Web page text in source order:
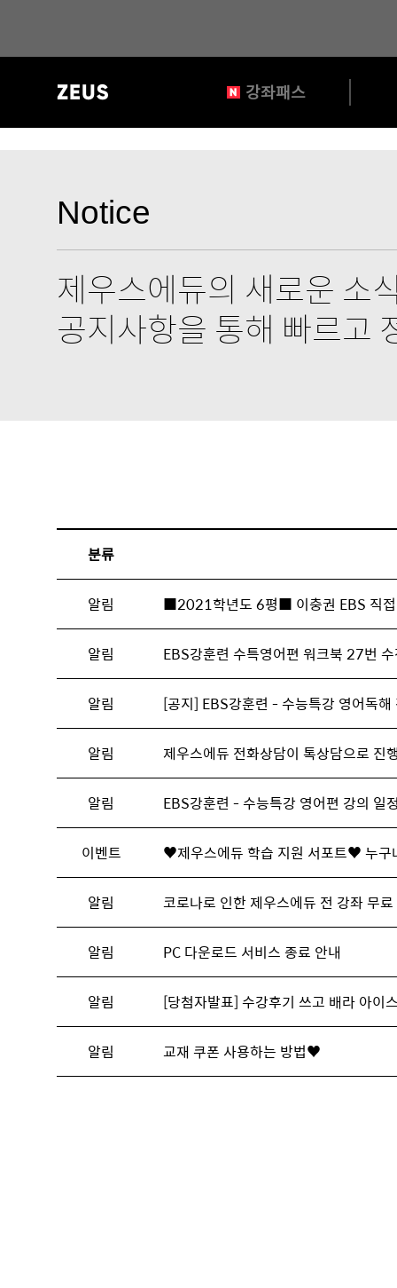
역
강좌패스
Notice
제우스에듀의 새로운 소
공지사항을 통해 빠르고
분류
알림 ■2021학년도 6평■ 이충권 EBS 직
알림 EBS강훈련 수특영어편 워크북 27번
알림 [공지] EBS강훈련 - 수능특강 영어독
알림 제우스에듀 전화상담이 톡상담으로 진
알림 EBS강훈련 - 수능특강 영어편 강의 일
이벤트 ♥제우스에듀 학습 지원 서포트♥ 누
알림 코로나로 인한 제우스에듀 전 강좌 무
알림 PC 다운로드 서비스 종료 안내
알림 [당첨자발표] 수강후기 쓰고 배라 아이
알림 교재 쿠폰 사용하는 방법♥